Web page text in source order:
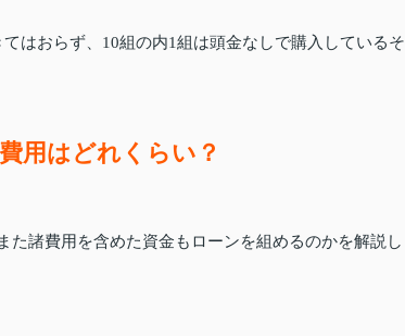
はおらず、10組の内1組は頭金なしで購入しているそ
用はどれくらい？
諸費用を含めた資金もローンを組めるのかを解説し